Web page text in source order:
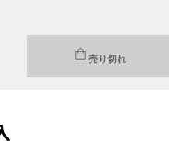
price $129.00.売り切れ